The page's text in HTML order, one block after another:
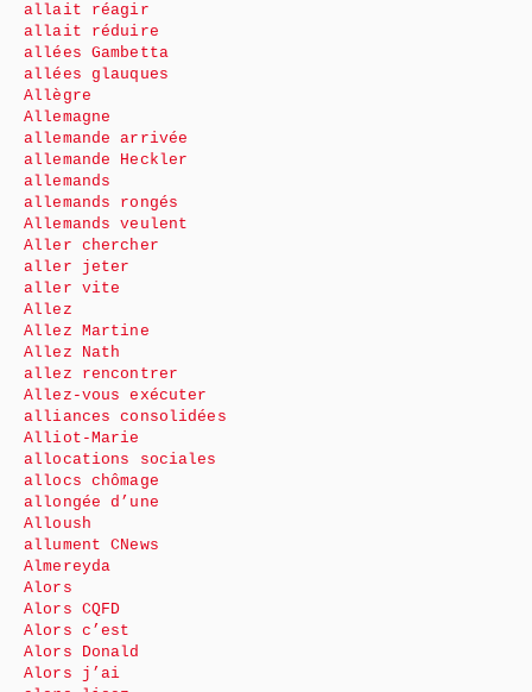
allait réagir
allait réduire
allées Gambetta
allées glauques
Allègre
Allemagne
allemande arrivée
allemande Heckler
allemands
allemands rongés
Allemands veulent
Aller chercher
aller jeter
aller vite
Allez
Allez Martine
Allez Nath
allez rencontrer
Allez-vous exécuter
alliances consolidées
Alliot-Marie
allocations sociales
allocs chômage
allongée d’une
Alloush
allument CNews
Almereyda
Alors
Alors CQFD
Alors c’est
Alors Donald
Alors j’ai